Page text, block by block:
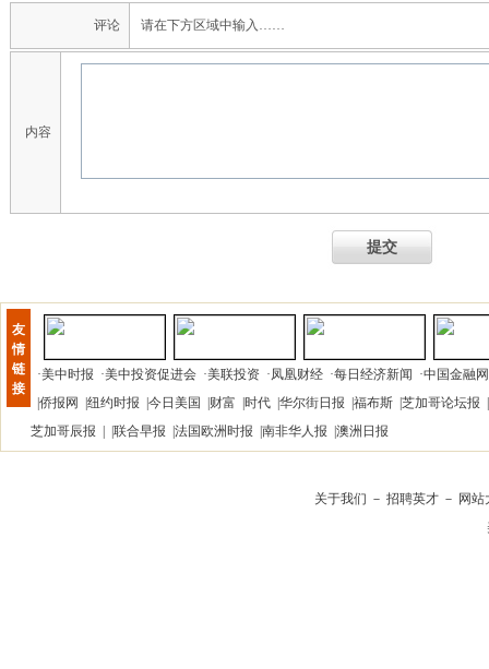
评论 请在下方区域中输入……
内容
提交
友
情
链
接
·美中时报 ·美中投资促进会 ·美联投资 ·凤凰财经 ·每日经济新闻 ·中国金融网
侨报网 纽约时报 今日美国 财富 时代 华尔街日报 福布斯 芝加哥论坛报
芝加哥辰报
联合早报 法国欧洲时报 南非华人报 澳洲日报
关于我们 － 招聘英才 － 网站